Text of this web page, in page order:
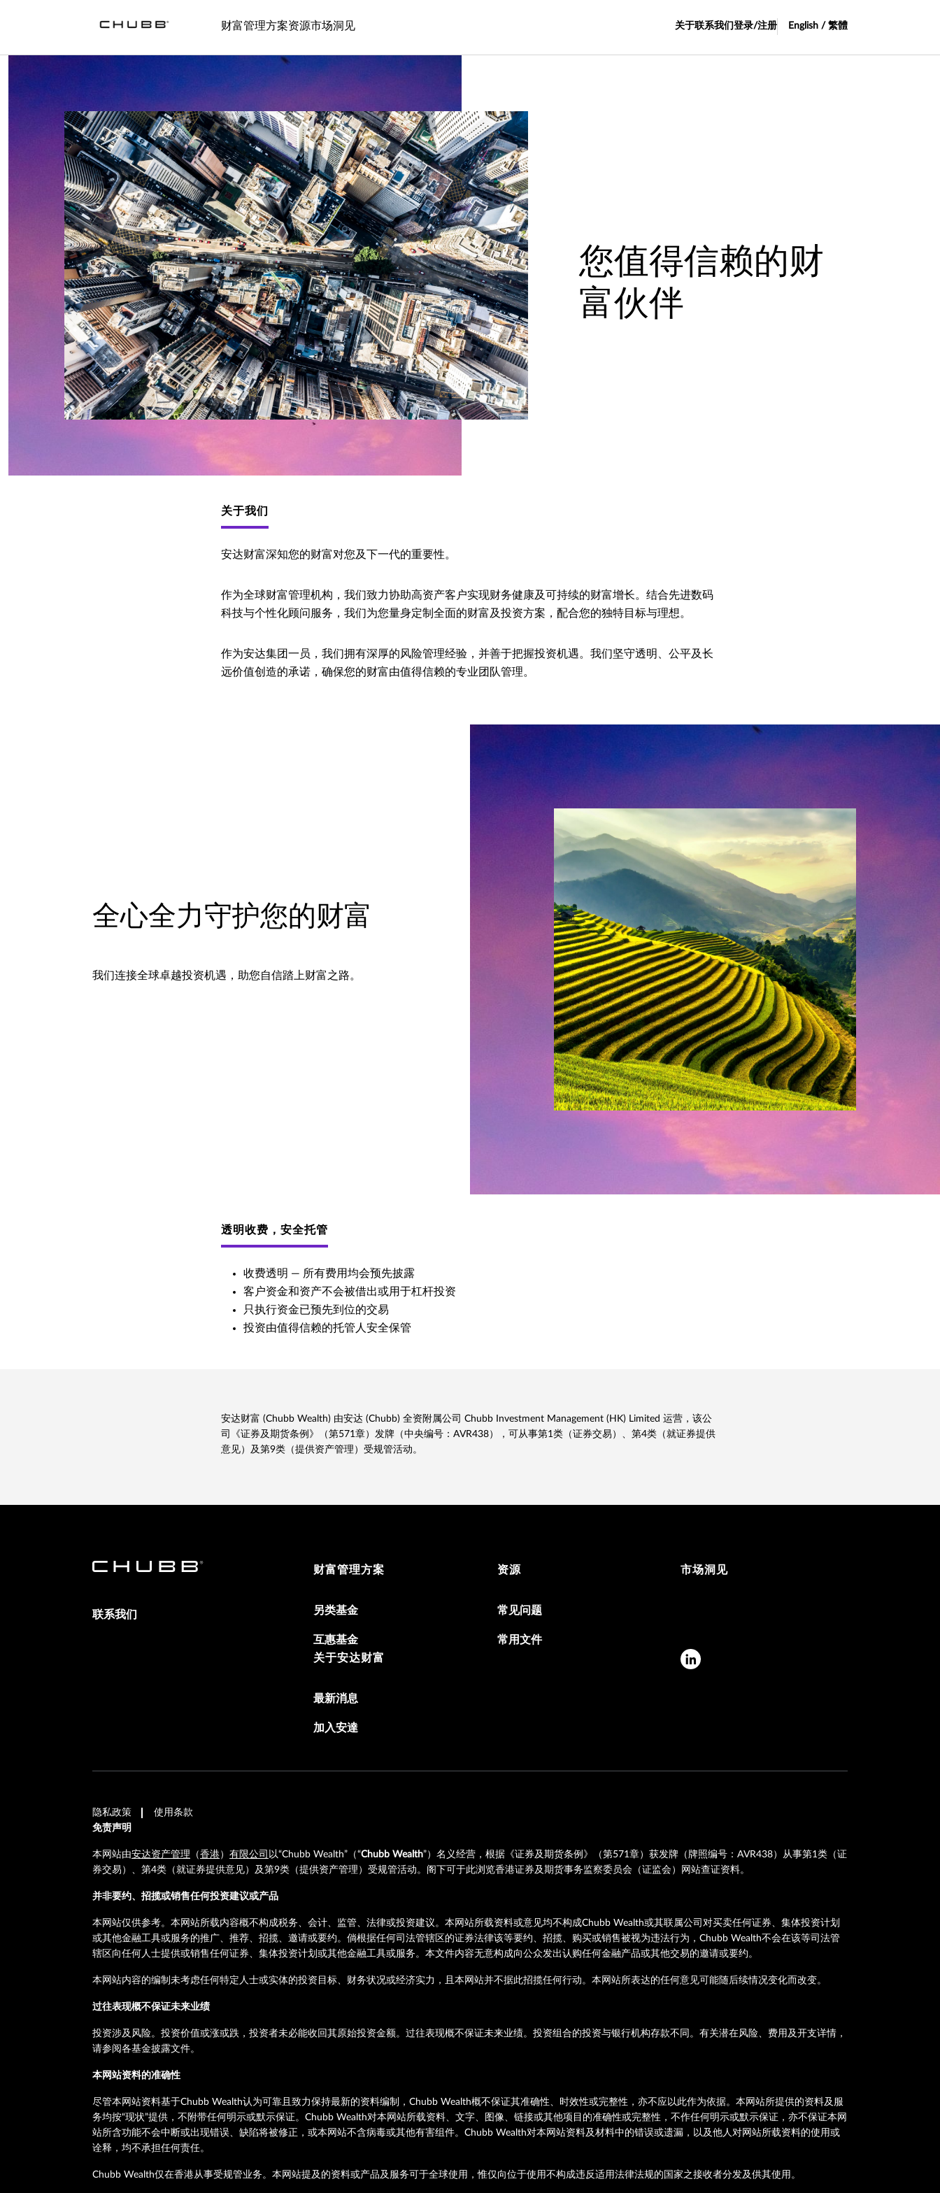
财富管理方案资源市场洞见 关于联系我们 登录/注册 English / 繁體
您值得信赖的财
富伙伴
关于我们
安达财富深知您的财富对您及下一代的重要性。
作为全球财富管理机构，我们致力协助高资产客户实现财务健康及可持续的财富增长。结合先进数码
科技与个性化顾问服务，我们为您量身定制全面的财富及投资方案，配合您的独特目标与理想。
作为安达集团一员，我们拥有深厚的风险管理经验，并善于把握投资机遇。我们坚守透明、公平及长
远价值创造的承诺，确保您的财富由值得信赖的专业团队管理。
全心全力守护您的财富
我们连接全球卓越投资机遇，助您自信踏上财富之路。
透明收费，安全托管
收费透明 — 所有费用均会预先披露
客户资金和资产不会被借出或用于杠杆投资
只执行资金已预先到位的交易
投资由值得信赖的托管人安全保管
安达财富 (Chubb Wealth) 由安达 (Chubb) 全资附属公司 Chubb Investment Management (HK) Limited 运营，该公
司《证券及期货条例》（第571章）发牌（中央编号：AVR438），可从事第1类（证券交易）、第4类（就证券提供
意见）及第9类（提供资产管理）受规管活动。
联系我们
财富管理方案
另类基金
互惠基金
资源
常见问题
常用文件
市场洞见
关于安达财富
最新消息
加入安達
隐私政策
使用条款
免责声明
本网站由安达资产管理 （香港） 有限公司 以“Chubb Wealth”（“Chubb Wealth”）名义经营，根据《证券及期货条例》（第571章）获发牌（牌照编号：AVR438）从事第1类（证
券交易）、第4类（就证券提供意见）及第9类（提供资产管理）受规管活动。阁下可于此浏览香港证券及期货事务监察委员会（证监会）网站查证资料。
并非要约、招揽或销售任何投资建议或产品
本网站仅供参考。本网站所载内容概不构成税务、会计、监管、法律或投资建议。本网站所载资料或意见均不构成Chubb Wealth或其联属公司对买卖任何证券、集体投资计划
或其他金融工具或服务的推广、推荐、招揽、邀请或要约。倘根据任何司法管辖区的证券法律该等要约、招揽、购买或销售被视为违法行为，Chubb Wealth不会在该等司法管
辖区向任何人士提供或销售任何证券、集体投资计划或其他金融工具或服务。本文件内容无意构成向公众发出认购任何金融产品或其他交易的邀请或要约。
本网站内容的编制未考虑任何特定人士或实体的投资目标、财务状况或经济实力，且本网站并不据此招揽任何行动。本网站所表达的任何意见可能随后续情况变化而改变。
过往表现概不保证未来业绩
投资涉及风险。投资价值或涨或跌，投资者未必能收回其原始投资金额。过往表现概不保证未来业绩。投资组合的投资与银行机构存款不同。有关潜在风险、费用及开支详情，
请参阅各基金披露文件。
本网站资料的准确性
尽管本网站资料基于Chubb Wealth认为可靠且致力保持最新的资料编制，Chubb Wealth概不保证其准确性、时效性或完整性，亦不应以此作为依据。本网站所提供的资料及服
务均按“现状”提供，不附带任何明示或默示保证。Chubb Wealth对本网站所载资料、文字、图像、链接或其他项目的准确性或完整性，不作任何明示或默示保证，亦不保证本网
站所含功能不会中断或出现错误、缺陷将被修正，或本网站不含病毒或其他有害组件。Chubb Wealth对本网站资料及材料中的错误或遗漏，以及他人对网站所载资料的使用或
诠释，均不承担任何责任。
Chubb Wealth仅在香港从事受规管业务。本网站提及的资料或产品及服务可于全球使用，惟仅向位于使用不构成违反适用法律法规的国家之接收者分发及供其使用。